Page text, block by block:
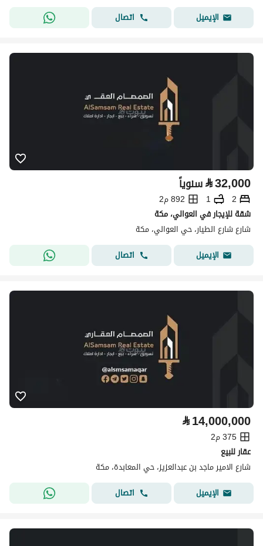
الإيميل
اتصال
⃁32,000 سنوياً
2
1
892 م2
شقة للإيجار في العوالي، مكة
شارع شارع الطيار، حي العوالي، مكة
الإيميل
اتصال
⃁14,000,000
375 م2
عقار للبيع
شارع الامير ماجد بن عبدالعزيز، حي المعابدة، مكة
الإيميل
اتصال